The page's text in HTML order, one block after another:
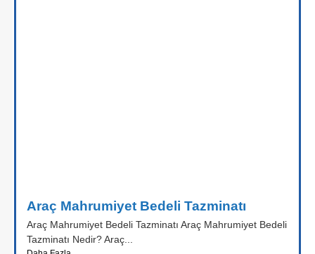
Araç Mahrumiyet Bedeli Tazminatı
Araç Mahrumiyet Bedeli Tazminatı Araç Mahrumiyet Bedeli
Tazminatı Nedir? Araç...